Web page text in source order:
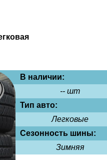
В наличии:
-- шт
Тип авто:
Легковые
Сезонность шины:
Зимняя